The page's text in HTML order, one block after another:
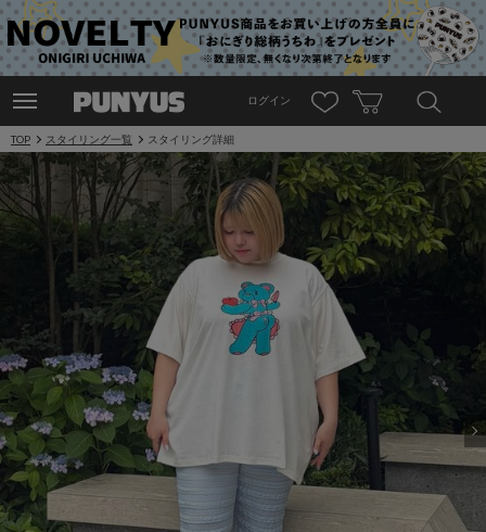
ログイン
TOP スタイリング一覧 スタイリング詳細